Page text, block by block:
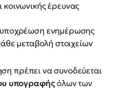
έρευνας
ενημέρωσης
μεταβολή στοιχείων
πρέπει να συνοδεύεται
υπογραφήςόλων των